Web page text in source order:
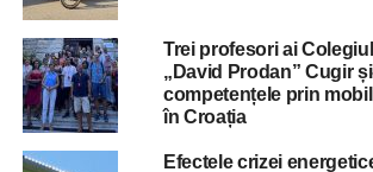
Trei profesori ai
„David Prodan” Cugir
competențele prin
în Croația
Efectele crizei